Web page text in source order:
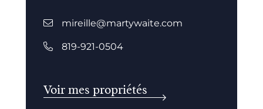
mireille@martywaite.com
819-921-0504
Voir mes propriétés